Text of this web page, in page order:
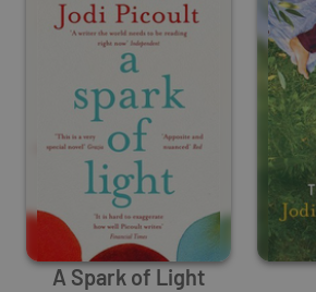
A Spark of Light